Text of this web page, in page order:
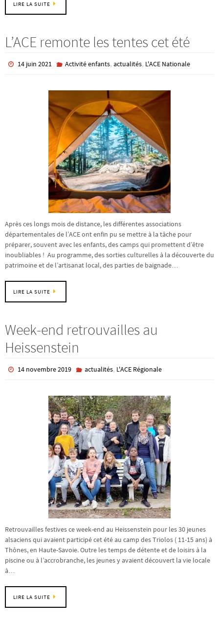
LIRE LA SUITE
L’ACE remonte les tentes cet été
14 juin 2021 Activité enfants, actualités, L'ACE Nationale
Après ces longs mois de distance, les différentes associations
départementales de l’ACE ont enfin pu se mettre à la tâche pour
préparer, souvent avec les enfants, des camps qui promettent d’être
inoubliables ! Au programme, des sorties culturelles à la découverte du
patrimoine et de l’artisanat local, des parties de baignade…
LIRE LA SUITE
Week-end retrouvailles au
Heissenstein
14 novembre 2019 actualités, L'ACE Régionale
Retrouvailles festives ce week-end au Heissenstein pour les 30 jeunes
alsaciens qui avaient participé cet été au camp des Triolos ( 11-15 ans) à
Thônes, en Haute-Savoie. Outre les temps de détente et de loisirs à la
piscine ou à l’accrobranche, les jeunes y avaient découvert la vie locale
à…
LIRE LA SUITE